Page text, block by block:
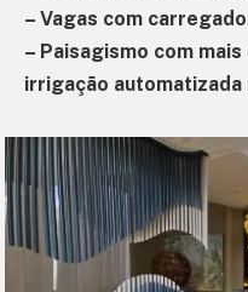
– Vagas com
– Paisagismo com
irrigação automatizada